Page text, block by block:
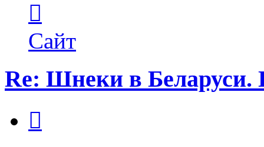
пользователя
Вроде
химик
Сайт
Re: Шнеки в Беларуси.